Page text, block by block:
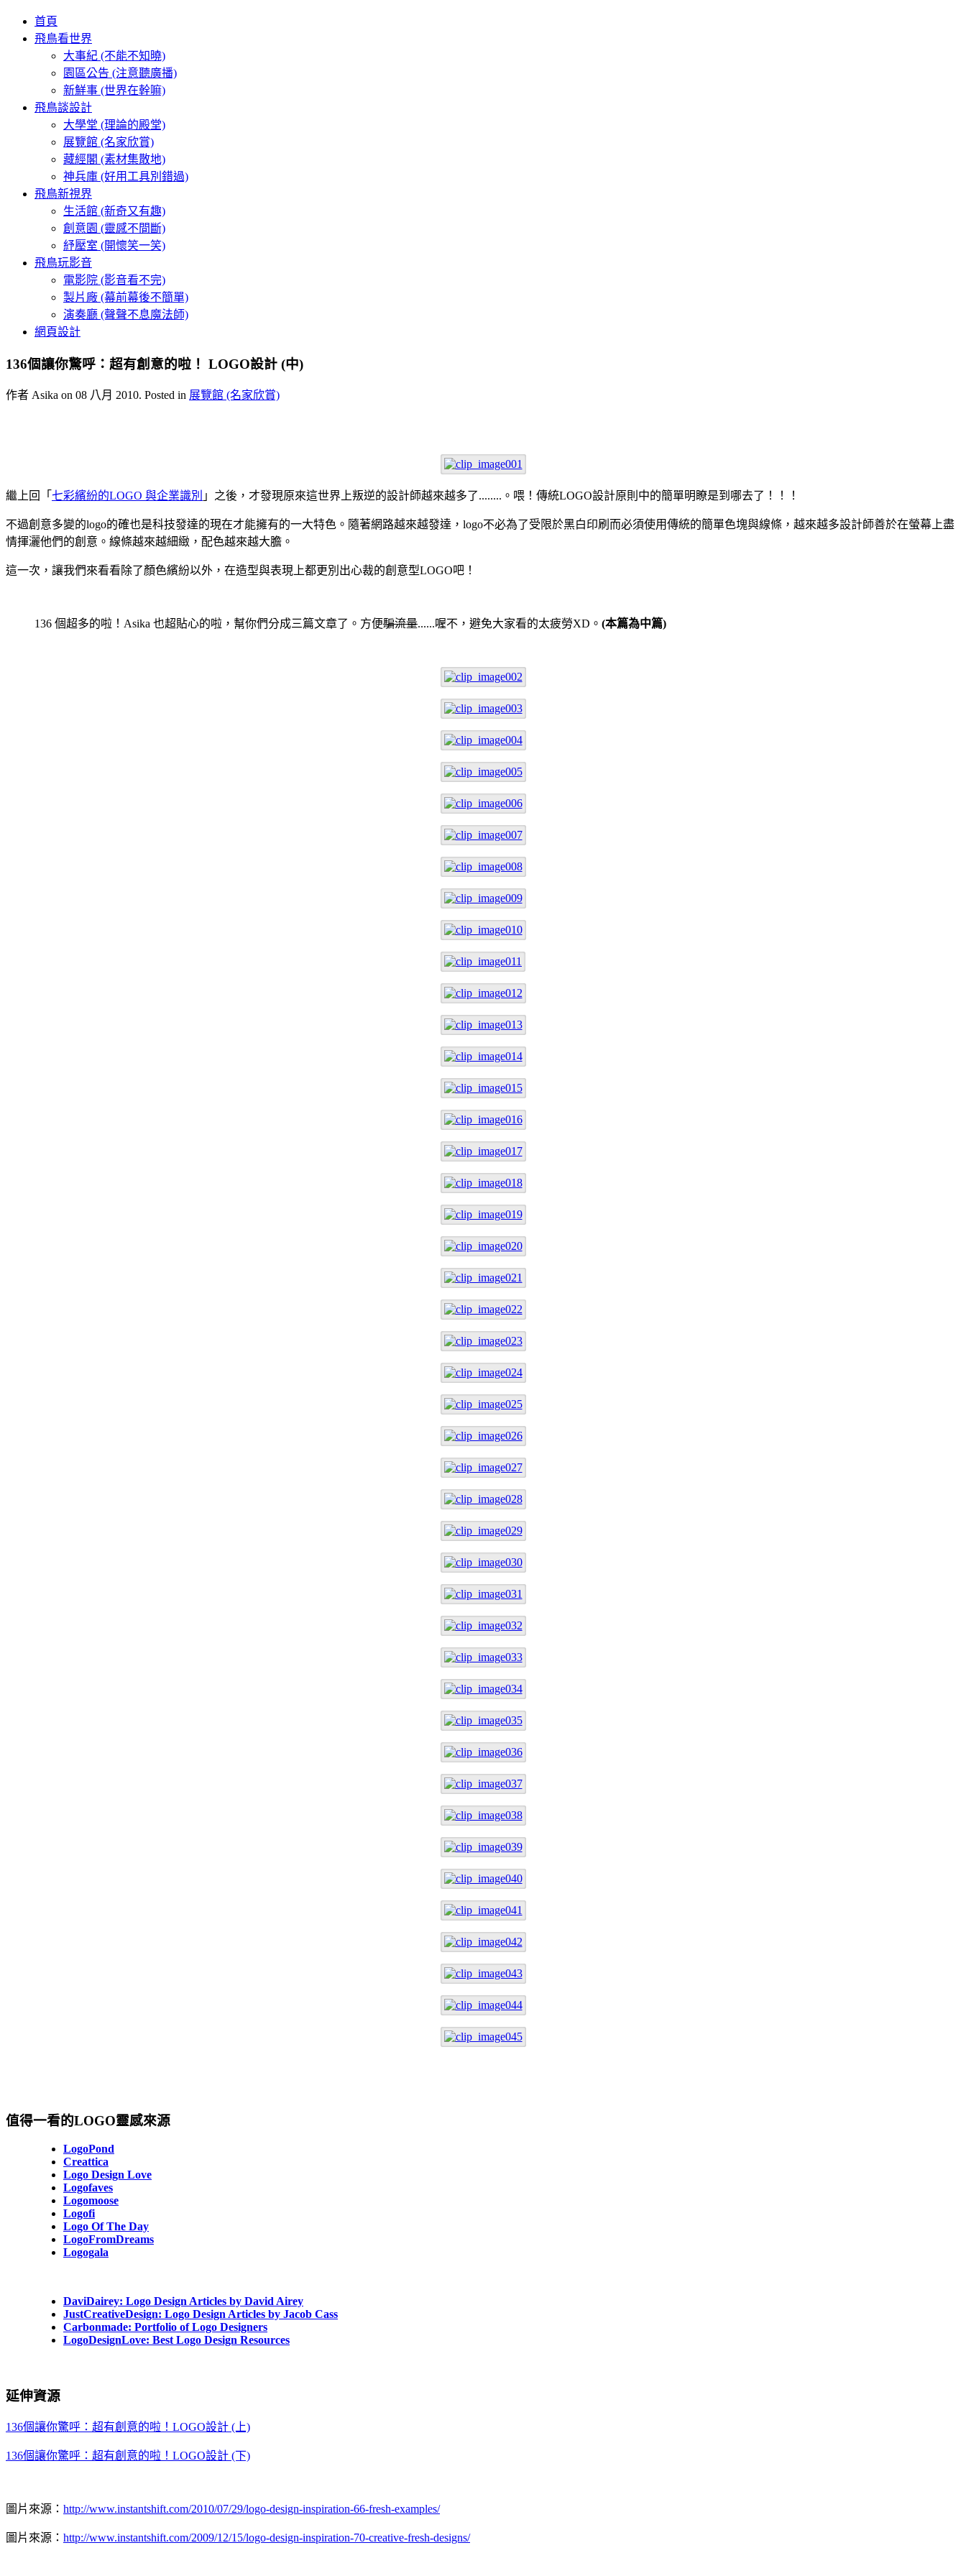
首頁
飛鳥看世界
大事紀 (不能不知曉)
園區公告 (注意聽廣播)
新鮮事 (世界在幹嘛)
飛鳥談設計
大學堂 (理論的殿堂)
展覽館 (名家欣賞)
藏經閣 (素材集散地)
神兵庫 (好用工具別錯過)
飛鳥新視界
生活館 (新奇又有趣)
創意園 (靈感不間斷)
紓壓室 (開懷笑一笑)
飛鳥玩影音
電影院 (影音看不完)
製片廠 (幕前幕後不簡單)
演奏廳 (聲聲不息魔法師)
網頁設計
136個讓你驚呼：超有創意的啦！ LOGO設計 (中)
作者 Asika on 08 八月 2010. Posted in 展覽館 (名家欣賞)
繼上回「 七彩繽紛的LOGO 與企業識別 」之後，才發現原來這世界上叛逆的設計師越來越多了........。喂！傳統LOGO設計原則中的簡單明瞭是到哪去了！！！
不過創意多變的logo的確也是科技發達的現在才能擁有的一大特色。隨著網路越來越發達，logo不必為了受限於黑白印刷而必須使用傳統的簡單色塊與線條，越來越多設計師善於在螢幕上盡
情揮灑他們的創意。線條越來越細緻，配色越來越大膽。
這一次，讓我們來看看除了顏色繽紛以外，在造型與表現上都更別出心裁的創意型LOGO吧！
136 個超多的啦！Asika 也超貼心的啦，幫你們分成三篇文章了。方便騙流量......喔不，避免大家看的太疲勞XD。 (本篇為中篇)
值得一看的LOGO靈感來源
LogoPond
Creattica
Logo Design Love
Logofaves
Logomoose
Logofi
Logo Of The Day
LogoFromDreams
Logogala
DaviDairey: Logo Design Articles by David Airey
JustCreativeDesign: Logo Design Articles by Jacob Cass
Carbonmade: Portfolio of Logo Designers
LogoDesignLove: Best Logo Design Resources
延伸資源
136個讓你驚呼：超有創意的啦！LOGO設計 (上)
136個讓你驚呼：超有創意的啦！LOGO設計 (下)
圖片來源： http://www.instantshift.com/2010/07/29/logo-design-inspiration-66-fresh-examples/
圖片來源： http://www.instantshift.com/2009/12/15/logo-design-inspiration-70-creative-fresh-designs/